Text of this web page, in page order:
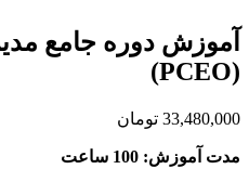
آموزش دوره جامع
(PCEO)
33,480,000 تومان
مدت آموزش: 100 ساعت